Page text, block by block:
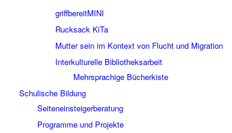
griffbereitMINI
Rucksack KiTa
Mutter sein im Kontext von Flucht und Migration
Interkulturelle Bibliotheksarbeit
Mehrsprachige Bücherkiste
Schulische Bildung
Seiteneinsteigerberatung
Programme und Projekte